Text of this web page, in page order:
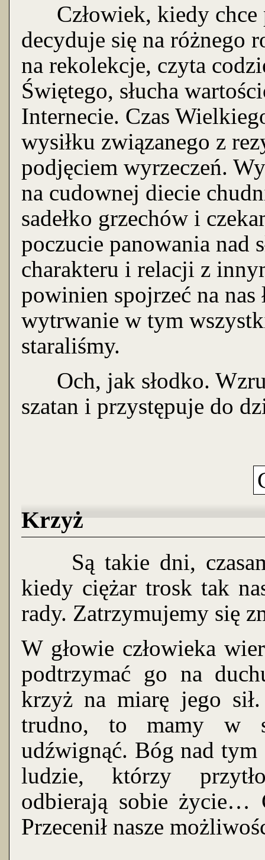
Człowiek, kiedy chce
decyduje się na różnego
na rekolekcje, czyta
Świętego, słucha
Internecie. Czas
wysiłku związanego z
podjęciem wyrzeczeń.
na cudownej diecie
sadełko grzechów i
poczucie panowania nad
charakteru i relacji z
powinien spojrzeć na nas
wytrwanie w tym
staraliśmy.
Och, jak słodko.
szatan i przystępuje do
Krzyż
Są takie dni,
kiedy ciężar trosk tak
rady. Zatrzymujemy się
W głowie człowieka
podtrzymać go na
krzyż na miarę jego
trudno, to mamy w
udźwignąć. Bóg nad
ludzie, którzy
odbierają sobie życie…
Przecenił nasze